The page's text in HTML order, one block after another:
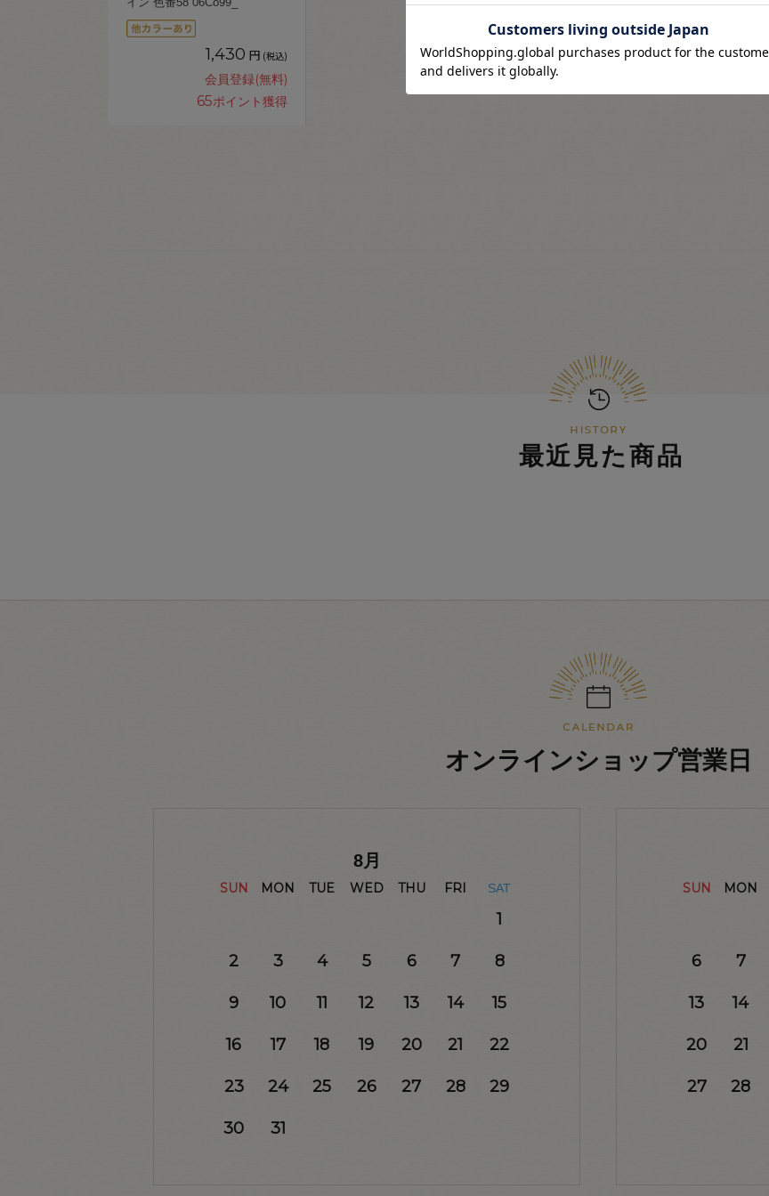
1,430 円 (税込)
会員登録(無料)
65ポイント獲得
最近見た商品
オンラインショップ営業日
8月
SUN MON TUE WED THU FRI SAT
1
2 3 4 5 6 7 8
9 10 11 12 13 14 15
16 17 18 19 20 21 22
23 24 25 26 27 28 29
30 31
SUN MON
6 7
13 14
20 21
27 28